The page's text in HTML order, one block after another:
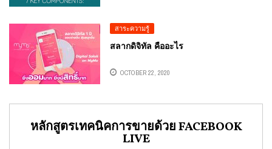
สาระความรู้
สลากดิจิทัล คืออะไร
OCTOBER 22, 2020
หลักสูตรเทคนิคการขายด้วย FACEBOOK
LIVE